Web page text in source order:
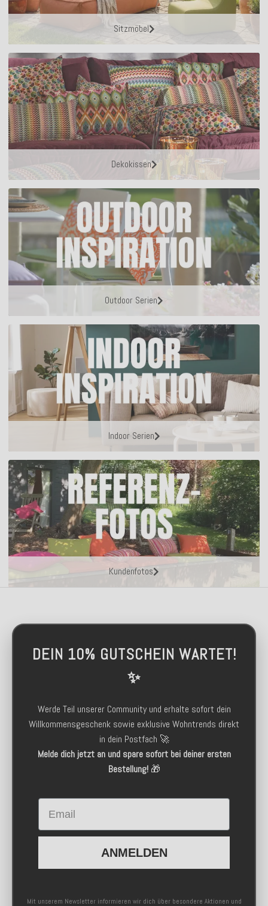
Sitzmöbel
Dekokissen
Outdoor Serien
Indoor Serien
Kundenfotos
DEIN 10% GUTSCHEIN WARTET!
✨
Werde Teil unserer Community und erhalte sofort dein
Willkommensgeschenk sowie exklusive Wohntrends direkt
in dein Postfach 🚀
Melde dich jetzt an und spare sofort bei deiner ersten
Bestellung!🎁
Email
ANMELDEN
Mit unserem Newsletter informieren wir dich über besondere Aktionen und